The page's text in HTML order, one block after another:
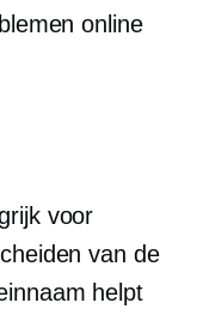
online
voor
van de
helpt